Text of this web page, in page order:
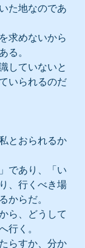
た地なのであ
求めないから
る。
していないと
いられるのだ
とおられるか
であり、「い
、行くべき場
からだ。
ら、どうして
行く。
らすか、分か